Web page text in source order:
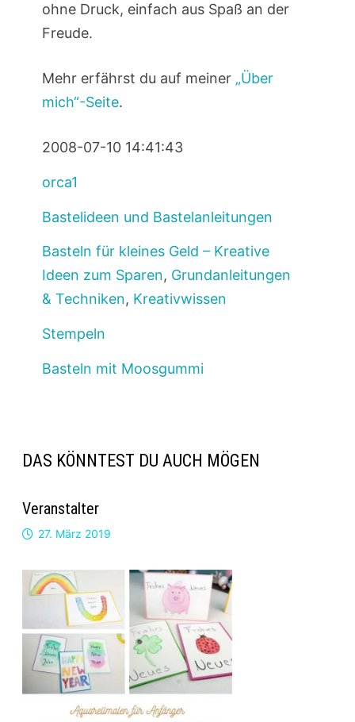
ohne Druck, einfach aus Spaß an der
Freude.
Mehr erfährst du auf meiner „Über
mich“-Seite.
2008-07-10 14:41:43
orca1
Bastelideen und Bastelanleitungen
Basteln für kleines Geld – Kreative
Ideen zum Sparen, Grundanleitungen
& Techniken, Kreativwissen
Stempeln
Basteln mit Moosgummi
DAS KÖNNTEST DU AUCH MÖGEN
Veranstalter
27. März 2019